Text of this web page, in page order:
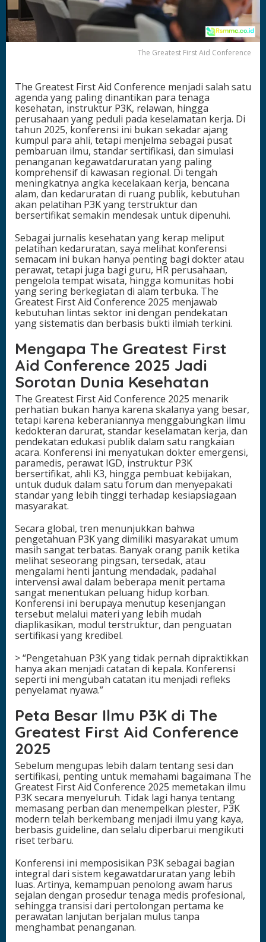
n
e
r
e
2
0
2
5
R
a
h
a
s
i
a
S
e
t
i
f
k
a
s
i
&
l
m
u
P
K
T
e
r
l
e
n
g
k
a
The Greatest First Aid Conference
The Greatest First Aid Conference menjadi salah satu
agenda yang paling dinantikan para tenaga
kesehatan, instruktur P3K, relawan, hingga
perusahaan yang peduli pada keselamatan kerja. Di
tahun 2025, konferensi ini bukan sekadar ajang
kumpul para ahli, tetapi menjelma sebagai pusat
pembaruan ilmu, standar sertifikasi, dan simulasi
penanganan kegawatdaruratan yang paling
komprehensif di kawasan regional. Di tengah
meningkatnya angka kecelakaan kerja, bencana
alam, dan kedaruratan di ruang publik, kebutuhan
akan pelatihan P3K yang terstruktur dan
bersertifikat semakin mendesak untuk dipenuhi.
Sebagai jurnalis kesehatan yang kerap meliput
pelatihan kedaruratan, saya melihat konferensi
semacam ini bukan hanya penting bagi dokter atau
perawat, tetapi juga bagi guru, HR perusahaan,
pengelola tempat wisata, hingga komunitas hobi
yang sering berkegiatan di alam terbuka. The
Greatest First Aid Conference 2025 menjawab
kebutuhan lintas sektor ini dengan pendekatan
yang sistematis dan berbasis bukti ilmiah terkini.
Mengapa The Greatest First
Aid Conference 2025 Jadi
Sorotan Dunia Kesehatan
The Greatest First Aid Conference 2025 menarik
perhatian bukan hanya karena skalanya yang besar,
tetapi karena keberaniannya menggabungkan ilmu
kedokteran darurat, standar keselamatan kerja, dan
pendekatan edukasi publik dalam satu rangkaian
acara. Konferensi ini menyatukan dokter emergensi,
paramedis, perawat IGD, instruktur P3K
bersertifikat, ahli K3, hingga pembuat kebijakan,
untuk duduk dalam satu forum dan menyepakati
standar yang lebih tinggi terhadap kesiapsiagaan
masyarakat.
Secara global, tren menunjukkan bahwa
pengetahuan P3K yang dimiliki masyarakat umum
masih sangat terbatas. Banyak orang panik ketika
melihat seseorang pingsan, tersedak, atau
mengalami henti jantung mendadak, padahal
intervensi awal dalam beberapa menit pertama
sangat menentukan peluang hidup korban.
Konferensi ini berupaya menutup kesenjangan
tersebut melalui materi yang lebih mudah
diaplikasikan, modul terstruktur, dan penguatan
sertifikasi yang kredibel.
> “Pengetahuan P3K yang tidak pernah dipraktikkan
hanya akan menjadi catatan di kepala. Konferensi
seperti ini mengubah catatan itu menjadi refleks
penyelamat nyawa.”
Peta Besar Ilmu P3K di The
Greatest First Aid Conference
2025
Sebelum mengupas lebih dalam tentang sesi dan
sertifikasi, penting untuk memahami bagaimana The
Greatest First Aid Conference 2025 memetakan ilmu
P3K secara menyeluruh. Tidak lagi hanya tentang
memasang perban dan menempelkan plester, P3K
modern telah berkembang menjadi ilmu yang kaya,
berbasis guideline, dan selalu diperbarui mengikuti
riset terbaru.
Konferensi ini memposisikan P3K sebagai bagian
integral dari sistem kegawatdaruratan yang lebih
luas. Artinya, kemampuan penolong awam harus
sejalan dengan prosedur tenaga medis profesional,
sehingga transisi dari pertolongan pertama ke
perawatan lanjutan berjalan mulus tanpa
menghambat penanganan.